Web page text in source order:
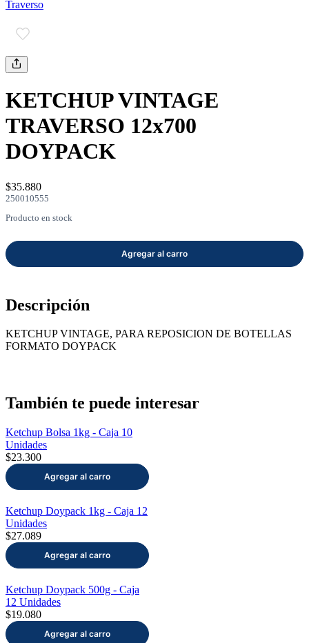
mayor
Contáctanos
Nosotros
Ayuda
Traverso
Traverso
KETCHUP VINTAGE
TRAVERSO 12x700
DOYPACK
$35.880
250010555
Producto en stock
Descripción
KETCHUP VINTAGE, PARA REPOSICION DE BOTELLAS
FORMATO DOYPACK
También te puede interesar
Ketchup Bolsa 1kg - Caja 10
Unidades
$23.300
Ketchup Doypack 1kg - Caja 12
Unidades
$27.089
Ketchup Doypack 500g - Caja
12 Unidades
$19.080